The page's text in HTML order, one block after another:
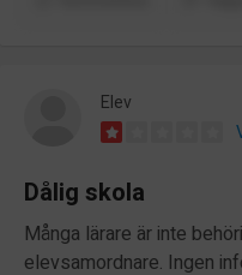
Elev
Dålig skola
Många lärare är inte
elevsamordnare. Ingen